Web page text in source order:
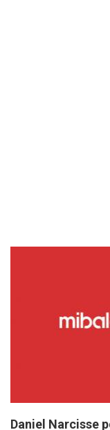
Daniel Narcisse